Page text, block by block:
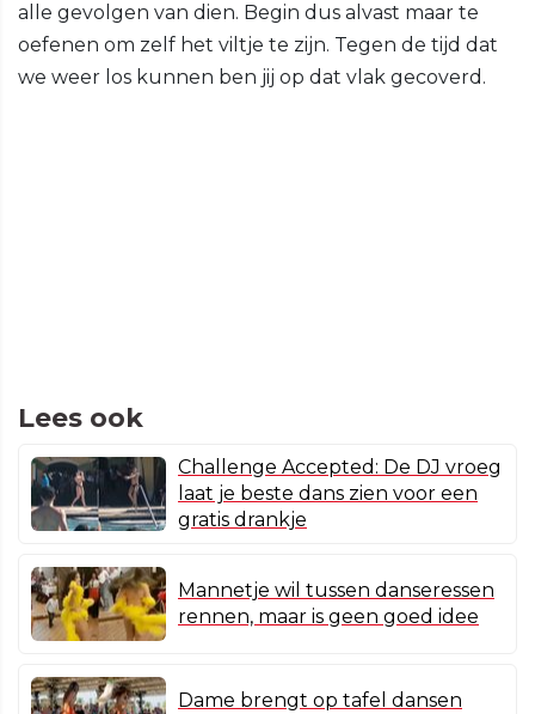
alle gevolgen van dien. Begin dus alvast maar te
oefenen om zelf het viltje te zijn. Tegen de tijd dat
we weer los kunnen ben jij op dat vlak gecoverd.
Lees ook
Challenge Accepted: De DJ vroeg
laat je beste dans zien voor een
gratis drankje
Mannetje wil tussen danseressen
rennen, maar is geen goed idee
Dame brengt op tafel dansen